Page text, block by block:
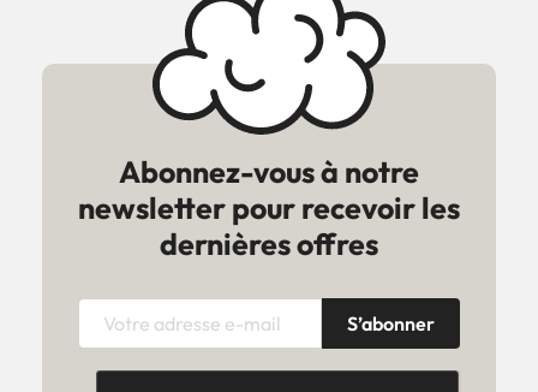
Abonnez-vous à notre
newsletter pour recevoir les
dernières offres